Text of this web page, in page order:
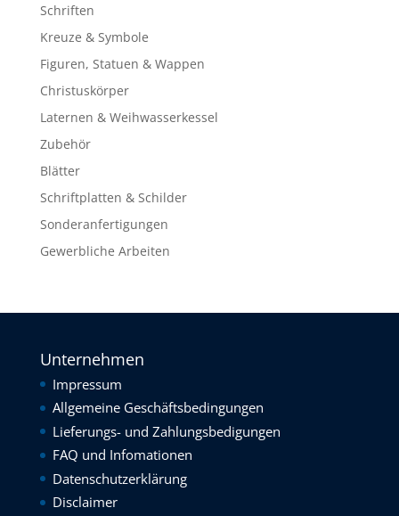
Schriften
Kreuze & Symbole
Figuren, Statuen & Wappen
Christuskörper
Laternen & Weihwasserkessel
Zubehör
Blätter
Schriftplatten & Schilder
Sonderanfertigungen
Gewerbliche Arbeiten
Unternehmen
Impressum
Allgemeine Geschäftsbedingungen
Lieferungs- und Zahlungsbedigungen
FAQ und Infomationen
Datenschutzerklärung
Disclaimer